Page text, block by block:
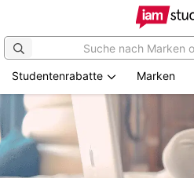
Studentenrabatte Marken